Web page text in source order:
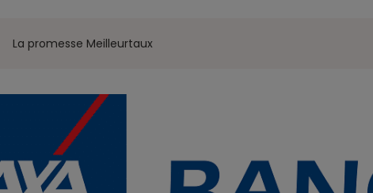
La promesse Meilleurtaux